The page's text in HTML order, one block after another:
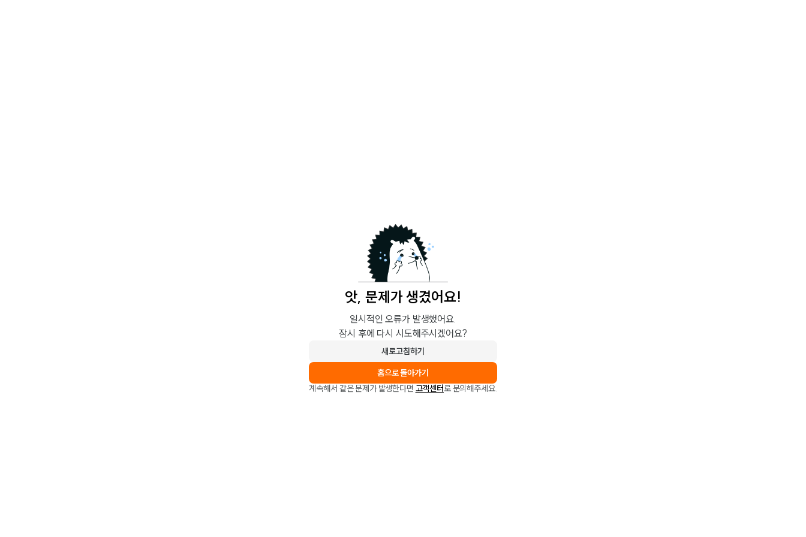
앗, 문제가 생겼어요!
일시적인 오류가 발생했어요.
잠시 후에 다시 시도해주시겠어요?
새로고침하기
홈으로 돌아가기
계속해서 같은 문제가 발생한다면 고객센터로 문의해주세요.